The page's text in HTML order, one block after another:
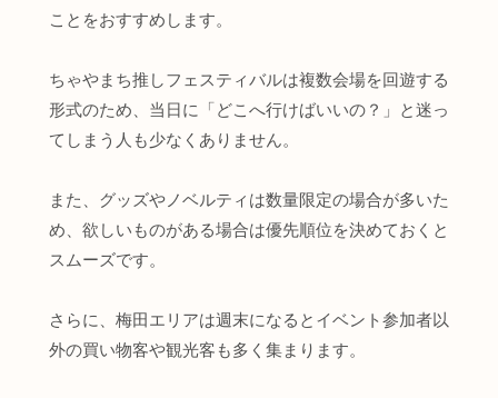
ことをおすすめします。
ちゃやまち推しフェスティバルは複数会場を回遊する
形式のため、当日に「どこへ行けばいいの？」と迷っ
てしまう人も少なくありません。
また、グッズやノベルティは数量限定の場合が多いた
め、欲しいものがある場合は優先順位を決めておくと
スムーズです。
さらに、梅田エリアは週末になるとイベント参加者以
外の買い物客や観光客も多く集まります。